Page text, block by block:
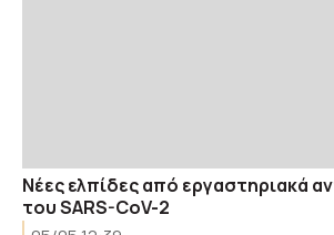
Νέες ελπίδες από εργαστηριακά
του SARS-CoV-2